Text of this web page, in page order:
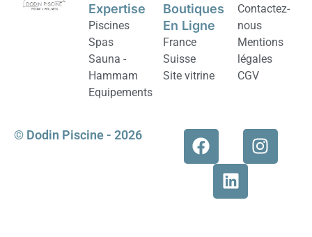
Expertise
Piscines
Spas
Sauna -
Hammam
Equipements
Boutiques
En Ligne
France
Suisse
Site vitrine
Contactez-
nous
Mentions
légales
CGV
© Dodin Piscine - 2026